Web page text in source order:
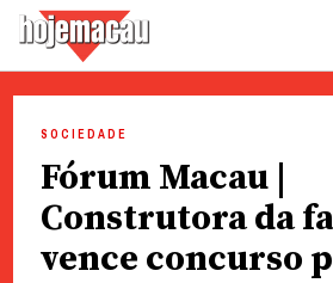
content
SOCIEDADE
Fórum Macau |
Construtora da
vence concurso